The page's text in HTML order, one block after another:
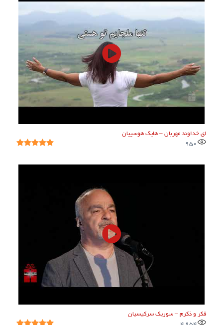
ای خداوند مهربان – هایک هوسپیان
950
فکر و ذکرم – سوریک سرکیسیان